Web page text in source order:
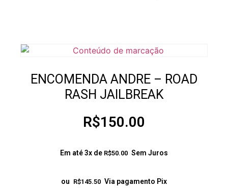
ENCOMENDA ANDRE – ROAD
RASH JAILBREAK
R$150.00
Em até 3x de R$50.00 Sem Juros
ou R$145.50 Via pagamento Pix